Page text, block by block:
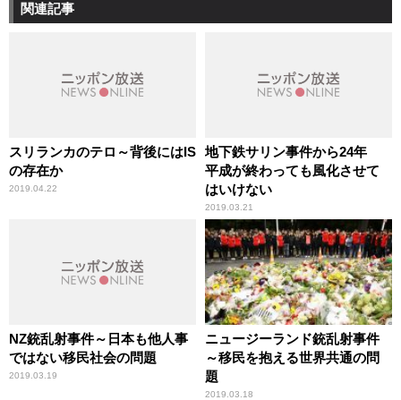
関連記事
スリランカのテロ～背後にはIS
の存在か
2019.04.22
地下鉄サリン事件から24年
平成が終わっても風化させて
はいけない
2019.03.21
NZ銃乱射事件～日本も他人事
ではない移民社会の問題
2019.03.19
ニュージーランド銃乱射事件
～移民を抱える世界共通の問
題
2019.03.18